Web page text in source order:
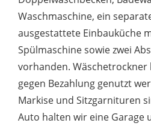
Waschmaschine, ein
ausgestattete Einbauküche
Spülmaschine sowie zwei
vorhanden. Wäschetrockner
gegen Bezahlung genutzt
Markise und Sitzgarnituren
Auto halten wir eine Garage